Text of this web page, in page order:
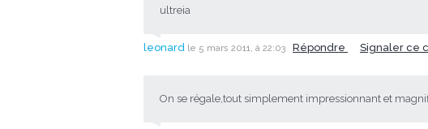
ultreia
leonard le 5 mars 2011, à 22:03 Répondre Signaler ce
On se régale,tout simplement impressionnant et